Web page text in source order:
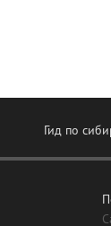
Гид по